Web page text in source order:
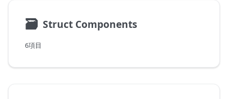
🗃 Struct Components
6項目